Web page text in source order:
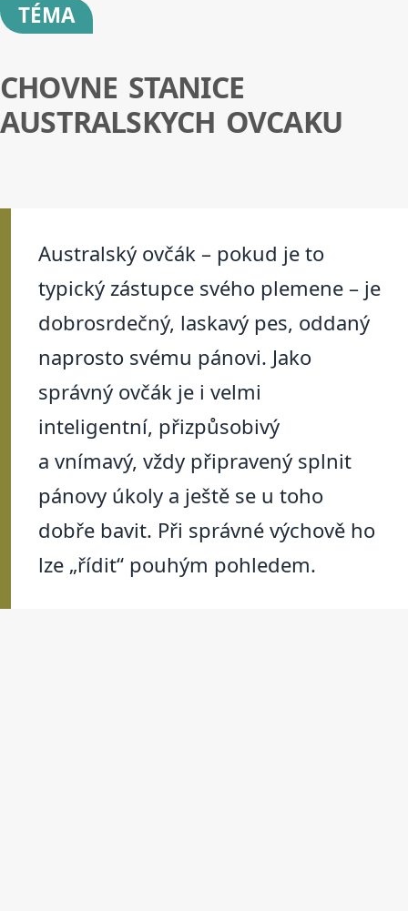
TÉMA
CHOVNE STANICE
AUSTRALSKYCH OVCAKU
Australský ovčák – pokud je to
typický zástupce svého plemene – je
dobrosrdečný, laskavý pes, oddaný
naprosto svému pánovi. Jako
správný ovčák je i velmi
inteligentní, přizpůsobivý
a vnímavý, vždy připravený splnit
pánovy úkoly a ještě se u toho
dobře bavit. Při správné výchově ho
lze „řídit“ pouhým pohledem.